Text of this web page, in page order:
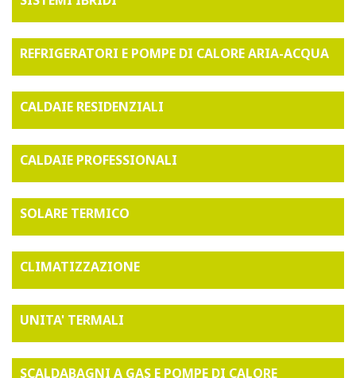
REFRIGERATORI E POMPE DI CALORE ARIA-ACQUA
CALDAIE RESIDENZIALI
CALDAIE PROFESSIONALI
SOLARE TERMICO
CLIMATIZZAZIONE
UNITA' TERMALI
SCALDABAGNI A GAS E POMPE DI CALORE